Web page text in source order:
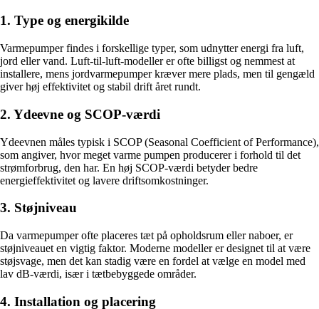
1. Type og energikilde
Varmepumper findes i forskellige typer, som udnytter energi fra luft,
jord eller vand. Luft-til-luft-modeller er ofte billigst og nemmest at
installere, mens jordvarmepumper kræver mere plads, men til gengæld
giver høj effektivitet og stabil drift året rundt.
2. Ydeevne og SCOP-værdi
Ydeevnen måles typisk i SCOP (Seasonal Coefficient of Performance),
som angiver, hvor meget varme pumpen producerer i forhold til det
strømforbrug, den har. En høj SCOP-værdi betyder bedre
energieffektivitet og lavere driftsomkostninger.
3. Støjniveau
Da varmepumper ofte placeres tæt på opholdsrum eller naboer, er
støjniveauet en vigtig faktor. Moderne modeller er designet til at være
støjsvage, men det kan stadig være en fordel at vælge en model med
lav dB-værdi, især i tætbebyggede områder.
4. Installation og placering